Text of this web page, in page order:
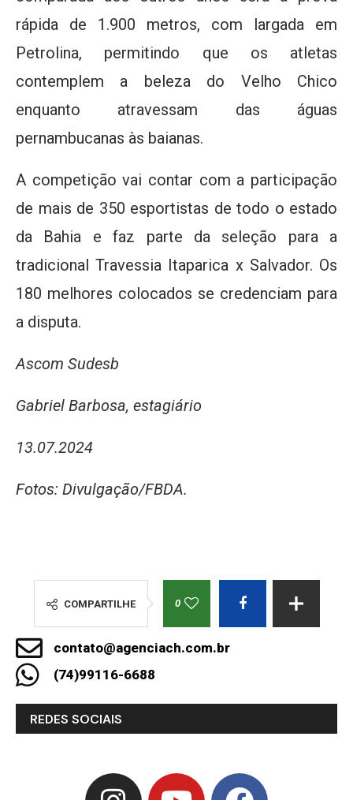
rápida de 1.900 metros, com largada em
Petrolina, permitindo que os atletas
contemplem a beleza do Velho Chico
enquanto atravessam das águas
pernambucanas às baianas.
A competição vai contar com a participação
de mais de 350 esportistas de todo o estado
da Bahia e faz parte da seleção para a
tradicional Travessia Itaparica x Salvador. Os
180 melhores colocados se credenciam para
a disputa.
Ascom Sudesb
Gabriel Barbosa, estagiário
13.07.2024
Fotos: Divulgação/FBDA.
COMPARTILHE 0
contato@agenciach.com.br
(74)99116-6688
REDES SOCIAIS